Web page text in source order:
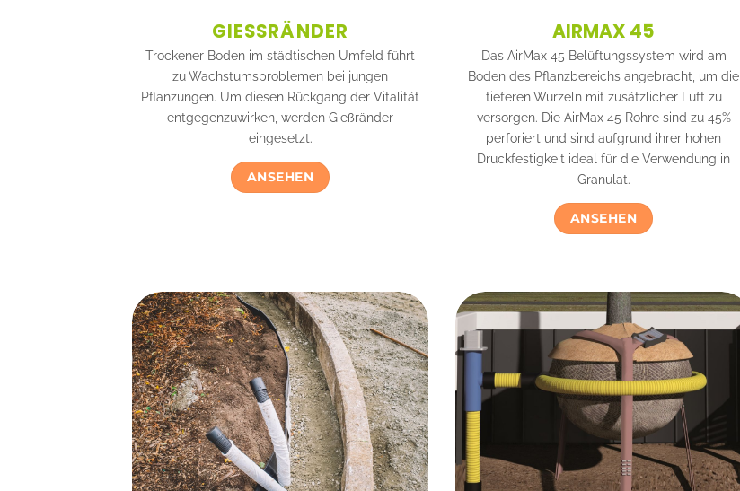
GIESSRÄNDER
Trockener Boden im städtischen Umfeld führt
zu Wachstumsproblemen bei jungen
Pflanzungen. Um diesen Rückgang der Vitalität
entgegenzuwirken, werden Gießränder
eingesetzt.
ANSEHEN
AIRMAX 45
Das AirMax 45 Belüftungssystem wird am
Boden des Pflanzbereichs angebracht, um die
tieferen Wurzeln mit zusätzlicher Luft zu
versorgen. Die AirMax 45 Rohre sind zu 45%
perforiert und sind aufgrund ihrer hohen
Druckfestigkeit ideal für die Verwendung in
Granulat.
ANSEHEN